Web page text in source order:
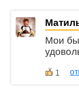
Мои бы
1